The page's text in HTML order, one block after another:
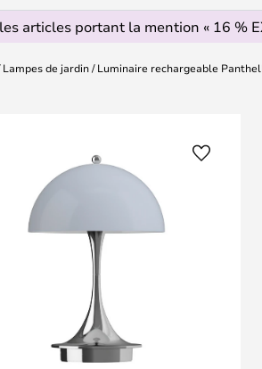
articles portant la mention « 16 %
Lampes de jardin Luminaire rechargeable